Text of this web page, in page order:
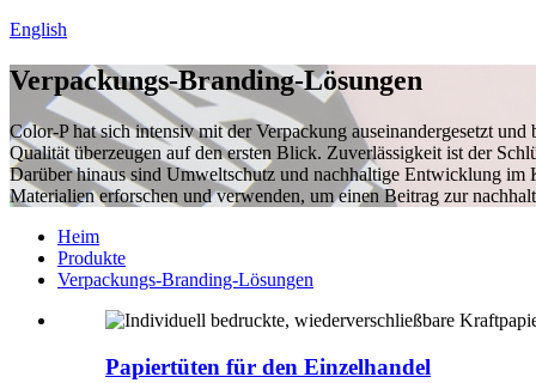
English
Verpackungs-Branding-Lösungen
Color-P hat sich intensiv mit der Verpackung auseinandergesetzt
Qualität überzeugen auf den ersten Blick. Zuverlässigkeit ist der
Darüber hinaus sind Umweltschutz und nachhaltige Entwicklung
Materialien erforschen und verwenden, um einen Beitrag zur
Heim
Produkte
Verpackungs-Branding-Lösungen
Papiertüten für den Einzelhandel